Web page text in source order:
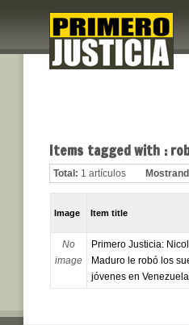
Items tagged with :
Total: 1 artículos
Image Item title
No
image
Primero Justicia:
Maduro le robó los
jóvenes en Venezuela